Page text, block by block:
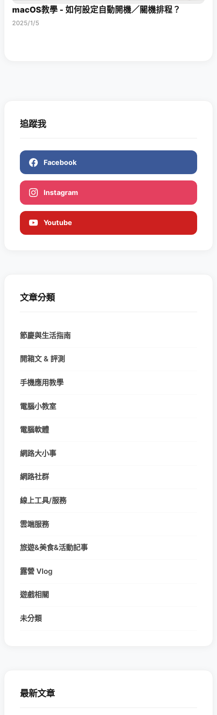
macOS教學 - 如何設定自動開機／關機排程？
2025/1/5
追蹤我
Facebook
Instagram
Youtube
文章分類
節慶與生活指南
開箱文 & 評測
手機應用教學
電腦小教室
電腦軟體
網路大小事
網路社群
線上工具/服務
雲端服務
旅遊&美食&活動記事
露營 Vlog
遊戲相關
未分類
最新文章